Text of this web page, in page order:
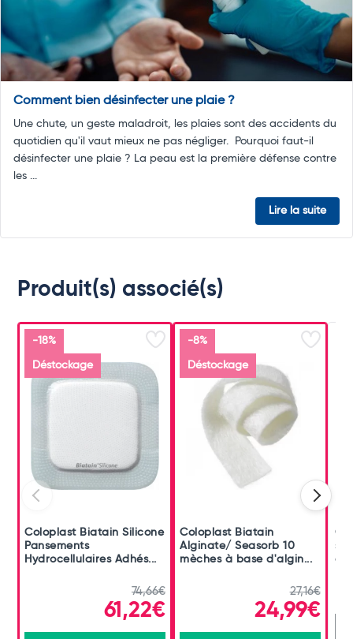
Comment bien désinfecter une plaie ?
Une chute, un geste maladroit, les plaies sont des accidents du
quotidien qu'il vaut mieux ne pas négliger. Pourquoi faut-il
désinfecter une plaie ? La peau est la première défense contre
les ...
Lire la suite
Produit(s) associé(s)
-18%
Déstockage
Coloplast Biatain Silicone
Pansements
Hydrocellulaires Adhés...
74,66€
61,22€
-8%
Déstockage
Coloplast Biatain
Alginate/ Seasorb 10
mèches à base d'algin...
27,16€
24,99€
de